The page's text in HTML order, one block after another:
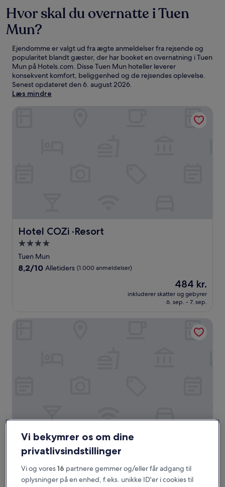
Hvor skal du overnatte i Tuen
Mun?
Ejendomme er valgt ud fra ægte anmeldelser fra rejsende og
popularitet blandt gæster, der har booket en overnatning i Tuen
Mun på Hotels.com. Disse Tuen Mun hoteller leverer
konsekvent komfort, beliggenhed og de rejsendes oplevelse.
Senest opdateret den6. august 2026.
Læs mindre
Hotel COZi ·Resort
Hotel COZi ·Resort
4.0-
stjernet
overnatningssted
Tuen Mun
8.2
anmeldelser)
8,2/10 Alletiders (1.000 anmeldelser)
Prisen
er
484 kr.
484 kr.
inkluderer skatter og gebyrer
6. sep. - 7. sep.
Hong Kong Gold Coast Hotel
Hong Kong Gold Coast Hotel
4.5-
stjernet
overnatningssted
So Kwun Wat
8.8
8,8/10 Fantastisk (1.002 anmeldelser)
Vi bekymrer os om dine
privatlivsindstillinger
Vi og vores16 partnere gemmer og/eller får adgang til
oplysninger på en enhed, f.eks. unikke ID'er i cookies til